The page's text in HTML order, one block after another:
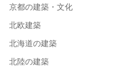
京都の建築・文化
北欧建築
北海道の建築
北陸の建築